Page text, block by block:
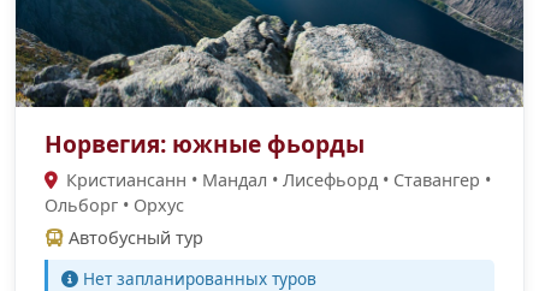
Норвегия: южные фьорды
Кристиансанн • Мандал • Лисефьорд • Ставангер •
Ольборг • Орхус
Автобусный тур
Нет запланированных туров